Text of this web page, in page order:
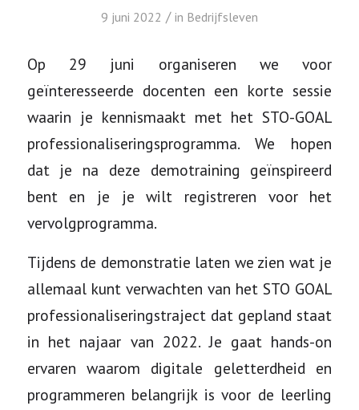
9 juni 2022 / in Bedrijfsleven
Op 29 juni organiseren we voor
geïnteresseerde docenten een korte sessie
waarin je kennismaakt met het STO-GOAL
professionaliseringsprogramma. We hopen
dat je na deze demotraining geïnspireerd
bent en je je wilt registreren voor het
vervolgprogramma.
Tijdens de demonstratie laten we zien wat je
allemaal kunt verwachten van het STO GOAL
professionaliseringstraject dat gepland staat
in het najaar van 2022. Je gaat hands-on
ervaren waarom digitale geletterdheid en
programmeren belangrijk is voor de leerling